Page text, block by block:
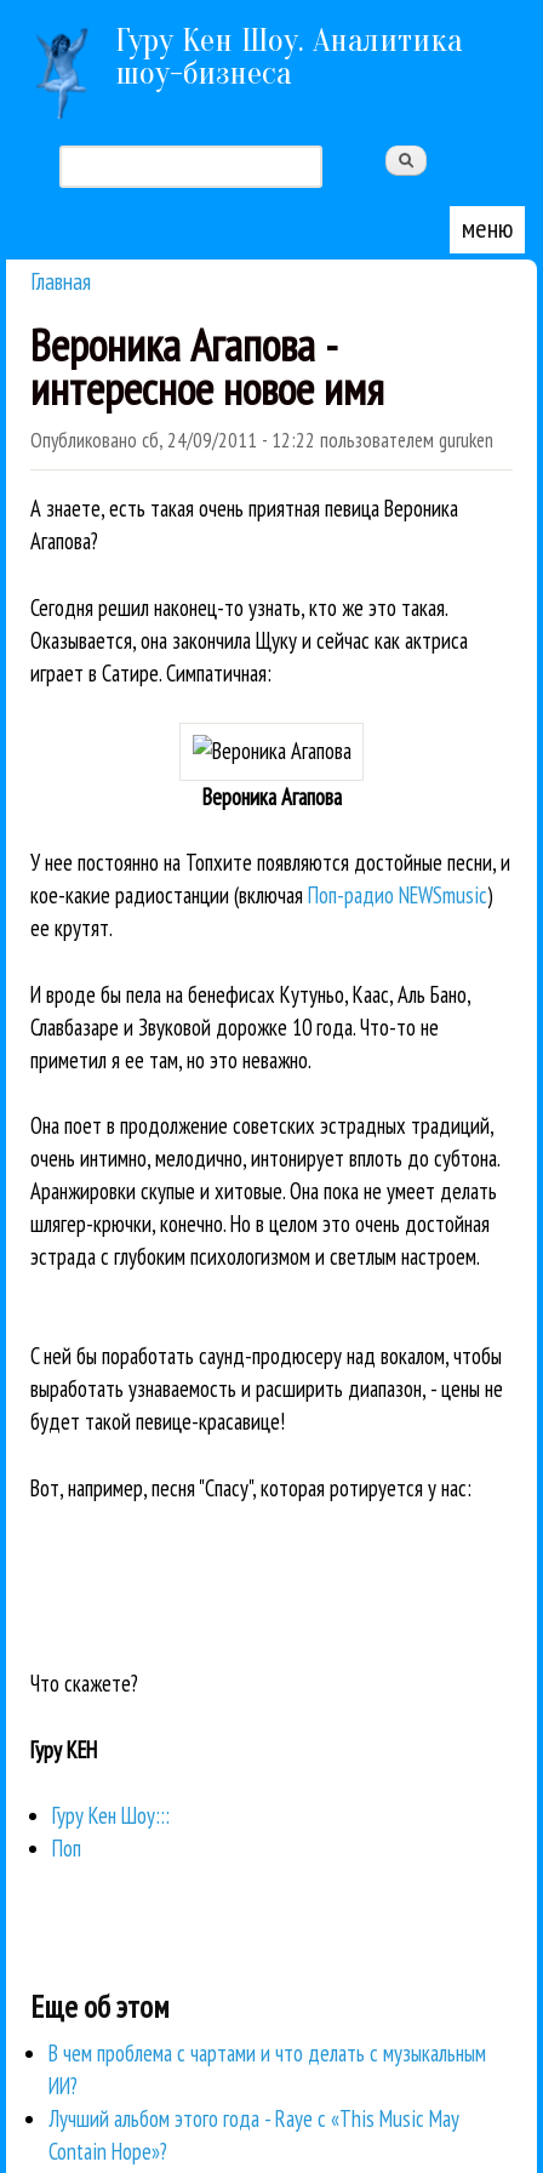
Перейти к основному содержанию
Гуру Кен Шоу. Аналитика
шоу-бизнеса
Форма поиска
меню
Главная
Вероника Агапова -
интересное новое имя
Опубликовано сб, 24/09/2011 - 12:22 пользователем guruken
А знаете, есть такая очень приятная певица Вероника
Агапова?
Сегодня решил наконец-то узнать, кто же это такая.
Оказывается, она закончила Щуку и сейчас как актриса
играет в Сатире. Симпатичная:
Вероника Агапова
У нее постоянно на Топхите появляются достойные песни, и
кое-какие радиостанции (включаяПоп-радио NEWSmusic)
ее крутят.
И вроде бы пела на бенефисах Кутуньо, Каас, Аль Бано,
Славбазаре и Звуковой дорожке 10 года. Что-то не
приметил я ее там, но это неважно.
Она поет в продолжение советских эстрадных традиций,
очень интимно, мелодично, интонирует вплоть до субтона.
Аранжировки скупые и хитовые. Она пока не умеет делать
шлягер-крючки, конечно. Но в целом это очень достойная
эстрада с глубоким психологизмом и светлым настроем.
C ней бы поработать саунд-продюсеру над вокалом, чтобы
выработать узнаваемость и расширить диапазон, - цены не
будет такой певице-красавице!
Вот, например, песня "Спасу", которая ротируется у нас:
Что скажете?
Гуру КЕН
Гуру Кен Шоу:::
Поп
Еще об этом
В чем проблема с чартами и что делать с музыкальным
ИИ?
Лучший альбом этого года - Raye с «This Music May
Contain Hope»?